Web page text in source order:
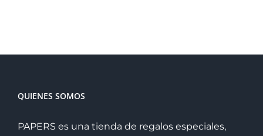
QUIENES SOMOS
PAPERS es una tienda de regalos especiales,